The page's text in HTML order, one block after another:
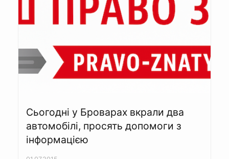
Сьогодні у Броварах вкрали два
автомобілі, просять допомоги з
інформацією